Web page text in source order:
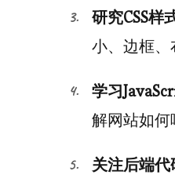
研究CSS样
小、边框、
学习
解网站如何
关注后端代